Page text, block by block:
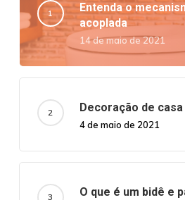
Entenda o
acoplada
14 de maio de 2021
Decoração de
4 de maio de 2021
O que é um bidê e